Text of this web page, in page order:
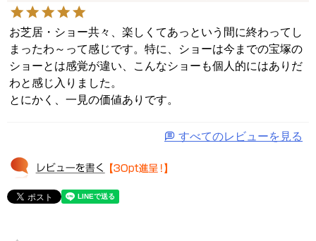
お芝居・ショー共々、楽しくてあっという間に終わってし
まったわ～って感じです。特に、ショーは今までの宝塚の
ショーとは感覚が違い、こんなショーも個人的にはありだ
わと感じ入りました。
とにかく、一見の価値ありです。
すべてのレビューを見る